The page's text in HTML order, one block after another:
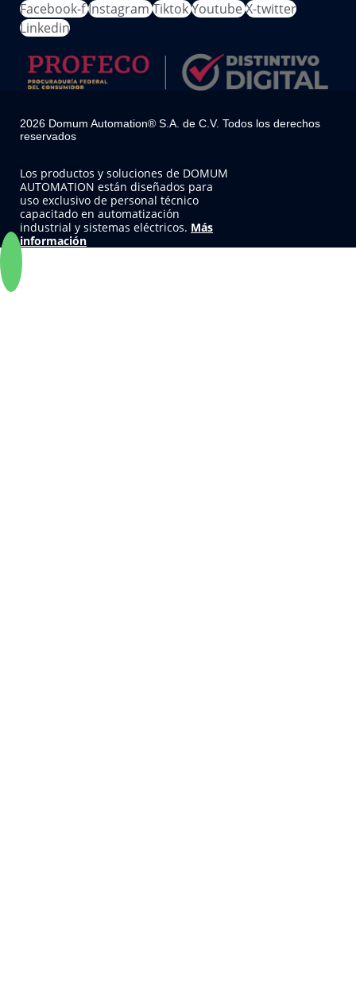
Facebook-fInstagram TiktokYoutubeX-twitter
Linkedin
2026 Domum Automation® S.A. de C.V. Todos los derechos
reservados
Los productos y soluciones de DOMUM
AUTOMATION están diseñados para
uso exclusivo de personal técnico
capacitado en automatización
industrial y sistemas eléctricos. Más
información